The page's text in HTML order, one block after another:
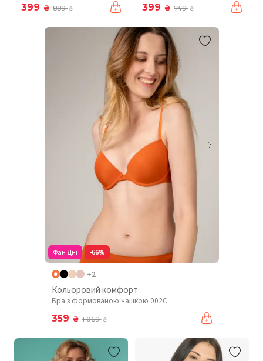
399 ₴ 889₴ 399 ₴ 749₴
Фан Дні -66%
+2
Кольоровий комфорт
Бра з формованою чашкою 002C
359 ₴ 1 069₴